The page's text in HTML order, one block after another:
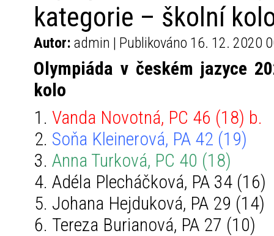
kategorie – školní
Autor: admin | Publikováno 16. 12. 2020
Olympiáda v českém jazyce
kolo
Vanda Novotná, PC 46 (18) b.
Soňa Kleinerová, PA 42 (19)
Anna Turková, PC 40 (18)
Adéla Plecháčková, PA 34 (16)
Johana Hejduková, PA 29 (14)
Tereza Burianová, PA 27 (10)